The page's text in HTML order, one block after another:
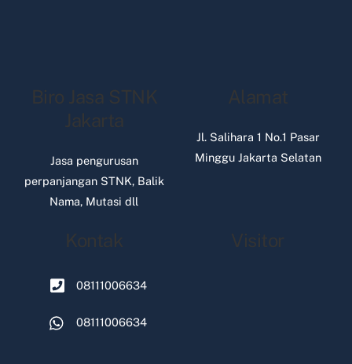
Biro Jasa STNK
Jakarta
Jasa pengurusan
perpanjangan STNK, Balik
Nama, Mutasi dll
Alamat
Jl. Salihara 1 No.1 Pasar
Minggu Jakarta Selatan
Kontak
08111006634
08111006634
Visitor